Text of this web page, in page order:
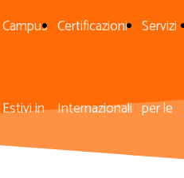
Campus
Estivi in
Certificazioni
Internazionali
Servizi
per le